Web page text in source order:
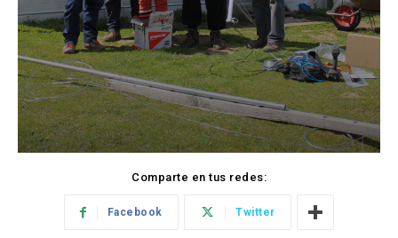
Comparte en tus redes:
Facebook Twitter